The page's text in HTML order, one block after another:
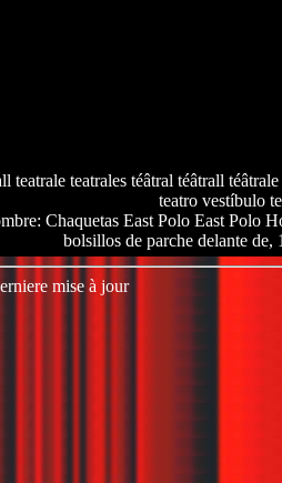
teatrale teatrales téâtral téâtrall
teatro vestíbulo
Chaquetas East Polo East Polo
bolsillos de parche delante
mise à jour